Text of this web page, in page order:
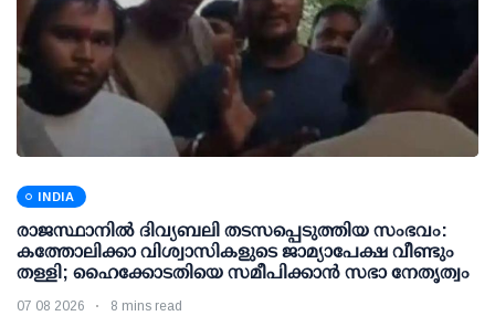
INDIA
രാജസ്ഥാനിൽ ദിവ്യബലി തടസപ്പെടുത്തിയ സംഭവം:
കത്തോലിക്കാ വിശ്വാസികളുടെ ജാമ്യാപേക്ഷ വീണ്ടും
തള്ളി; ഹൈക്കോടതിയെ സമീപിക്കാൻ സഭാ നേതൃത്വം
07 08 2026 8 mins read